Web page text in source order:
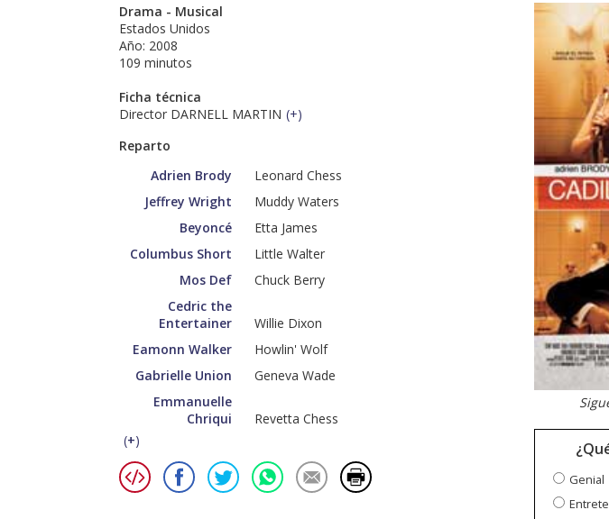
Drama - Musical
Estados Unidos
Año: 2008
109 minutos
Ficha técnica
Director DARNELL MARTIN (+)
Reparto
Adrien Brody
Leonard Chess
Jeffrey Wright
Muddy Waters
Beyoncé
Etta James
Columbus Short
Little Walter
Mos Def
Chuck Berry
Cedric the
Entertainer
Willie Dixon
Eamonn Walker
Howlin' Wolf
Gabrielle Union
Geneva Wade
Emmanuelle
Chriqui
Revetta Chess
(+)
Genial